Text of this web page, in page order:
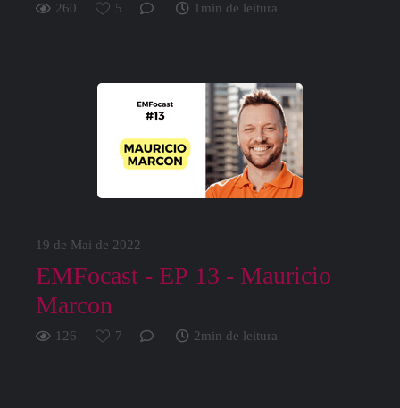
260 5 1min de leitura
19 de Mai de 2022
EMFocast - EP 13 - Mauricio
Marcon
126 7 2min de leitura